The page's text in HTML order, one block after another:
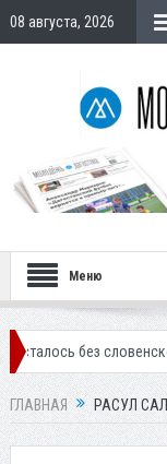
08 августа, 2026
Меню
словенского легионера
ГЛАВНАЯ РАСУЛ